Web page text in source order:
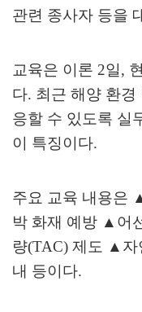
관련 종사자 등을
교육은 이론 2일,
다. 최근 해양 환경
응할 수 있도록 실
이 특징이다.
주요 교육 내용은
박 화재 예방 ▲ 어
량(TAC) 제도 ▲ 자
내 등이다.